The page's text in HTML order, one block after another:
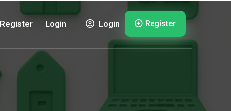
Register Login Login Register